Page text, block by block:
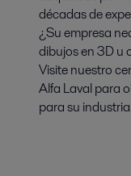
décadas de
¿Su empresa
dibujos en 3D u
Visite nuestro
Alfa Laval para
para su